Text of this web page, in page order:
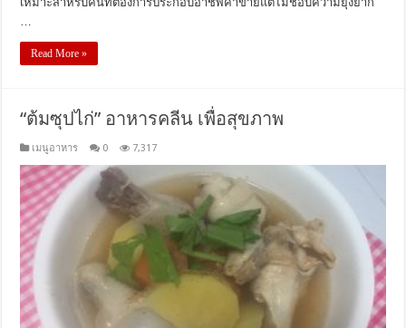
…
Read More »
“ต้มซุปไก่” อาหารคลีน เพื่อสุขภาพ
เมนูอาหาร 0 7,317